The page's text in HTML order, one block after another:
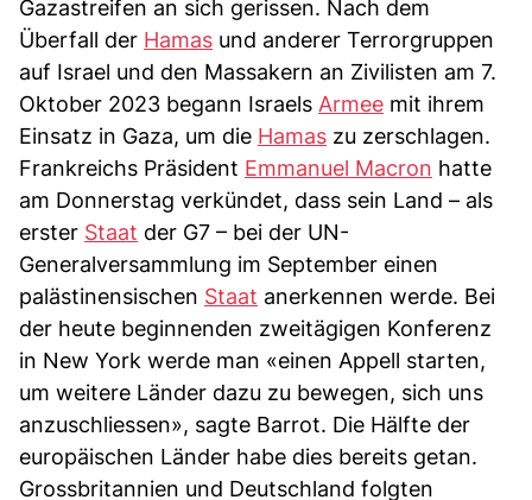
Gazastreifen an sich gerissen. Nach dem
Überfall der Hamas und anderer Terrorgruppen
auf Israel und den Massakern an Zivilisten am 7.
Oktober 2023 begann Israels Armee mit ihrem
Einsatz in Gaza, um die Hamas zu zerschlagen.
Frankreichs Präsident Emmanuel Macron hatte
am Donnerstag verkündet, dass sein Land – als
erster Staat der G7 – bei der UN-
Generalversammlung im September einen
palästinensischen Staat anerkennen werde. Bei
der heute beginnenden zweitägigen Konferenz
in New York werde man «einen Appell starten,
um weitere Länder dazu zu bewegen, sich uns
anzuschliessen», sagte Barrot. Die Hälfte der
europäischen Länder habe dies bereits getan.
Grossbritannien und Deutschland folgten